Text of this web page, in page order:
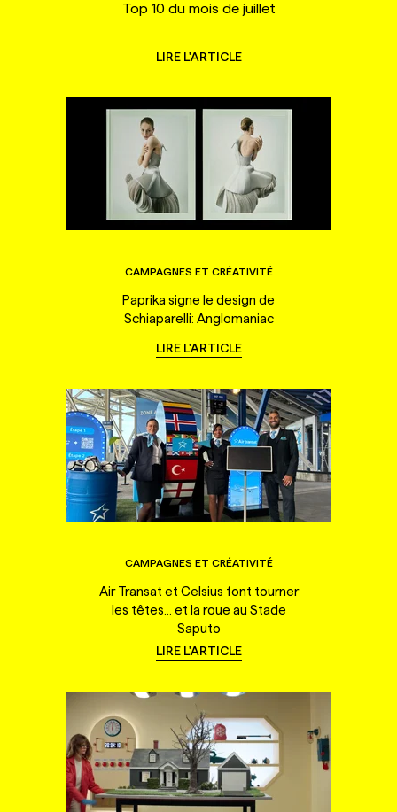
Top 10 du mois de juillet
LIRE L'ARTICLE
CAMPAGNES ET CRÉATIVITÉ
Paprika signe le design de
Schiaparelli: Anglomaniac
LIRE L'ARTICLE
CAMPAGNES ET CRÉATIVITÉ
Air Transat et Celsius font tourner
les têtes... et la roue au Stade
Saputo
LIRE L'ARTICLE